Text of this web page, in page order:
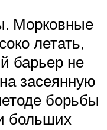
Морковные
летать,
барьер не
засеянную
борьбы
больших